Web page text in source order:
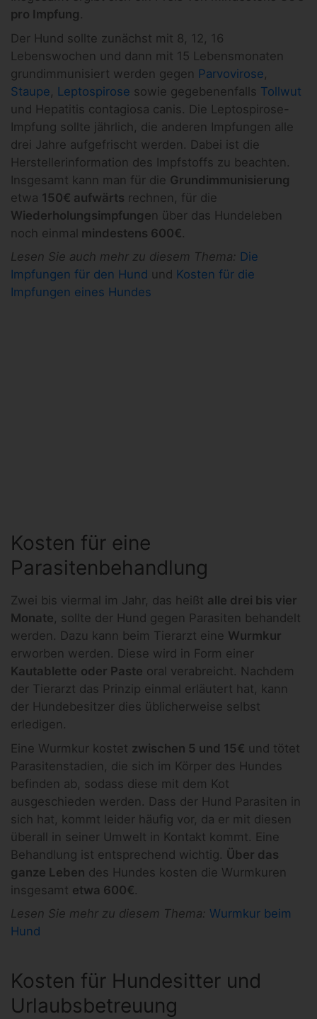
pro Impfung .
Der Hund sollte zunächst mit 8, 12, 16
Lebenswochen und dann mit 15 Lebensmonaten
grundimmunisiert werden gegen Parvovirose
Staupe Leptospirose sowie gegebenenfalls Tollwut
und Hepatitis contagiosa canis. Die Leptospirose-
Impfung sollte jährlich, die anderen Impfungen alle
drei Jahre aufgefrischt werden. Dabei ist die
Herstellerinformation des Impfstoffs zu beachten.
Insgesamt kann man für die Grundimmunisierung
etwa 150€ aufwärts rechnen, für die
Wiederholungsimpfungen über das Hundeleben
noch einmal mindestens 600€.
Lesen Sie auch mehr zu diesem Thema: Die
Impfungen für den Hund und Kosten für die
Impfungen eines Hundes
Kosten für eine
Parasitenbehandlung
Zwei bis viermal im Jahr, das heißt alle drei bis vier
Monate, sollte der Hund gegen Parasiten behandelt
werden. Dazu kann beim Tierarzt eine Wurmkur
erworben werden. Diese wird in Form einer
Kautablette oder Paste oral verabreicht. Nachdem
der Tierarzt das Prinzip einmal erläutert hat, kann
der Hundebesitzer dies üblicherweise selbst
erledigen.
Eine Wurmkur kostet zwischen 5 und 15€ und tötet
Parasitenstadien, die sich im Körper des Hundes
befinden ab, sodass diese mit dem Kot
ausgeschieden werden. Dass der Hund Parasiten in
sich hat, kommt leider häufig vor, da er mit diesen
überall in seiner Umwelt in Kontakt kommt. Eine
Behandlung ist entsprechend wichtig. Über das
ganze Leben des Hundes kosten die Wurmkuren
insgesamt etwa 600€.
Lesen Sie mehr zu diesem Thema: Wurmkur beim
Hund
Kosten für Hundesitter und
Urlaubsbetreuung